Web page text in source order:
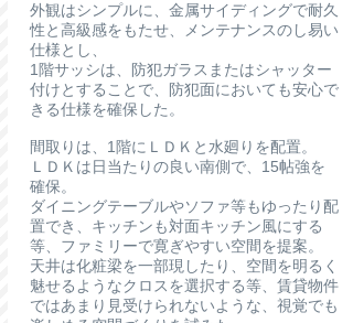
外観はシンプルに、金属サイディングで耐久
性と高級感をもたせ、メンテナンスのし易い
仕様とし、
1階サッシは、防犯ガラスまたはシャッター
付けとすることで、防犯面においても安心で
きる仕様を確保した。
間取りは、1階にＬＤＫと水廻りを配置。
ＬＤＫは日当たりの良い南側で、15帖強を
確保。
ダイニングテーブルやソファ等もゆったり配
置でき、キッチンも対面キッチン風にする
等、ファミリーで寛ぎやすい空間を提案。
天井は化粧梁を一部現したり、空間を明るく
魅せるようなクロスを選択する等、賃貸物件
ではあまり見受けられないような、視覚でも